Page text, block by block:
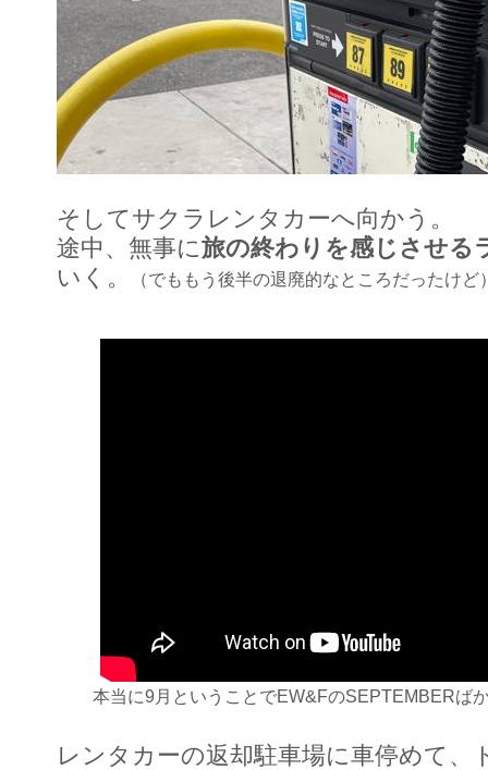
そしてサクラレンタカーへ向かう。
途中、無事に旅の終わりを感じさせる
いく。
（でももう後半の退廃的なところだったけど
本当に9月ということでEW&FのSEPTEMBERば
レンタカーの返却駐車場に車停めて、